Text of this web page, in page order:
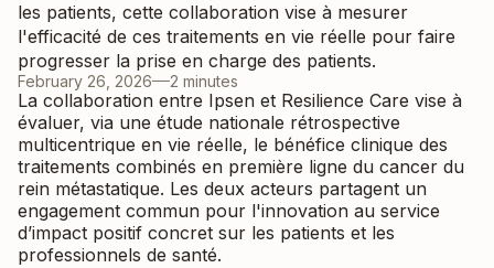
les patients, cette collaboration vise à mesurer
l'efficacité de ces traitements en vie réelle pour faire
progresser la prise en charge des patients.
February 26, 2026 2 minutes
La collaboration entre Ipsen et Resilience Care vise à
évaluer, via une étude nationale rétrospective
multicentrique en vie réelle, le bénéfice clinique des
traitements combinés en première ligne du cancer du
rein métastatique. Les deux acteurs partagent un
engagement commun pour l'innovation au service
d’impact positif concret sur les patients et les
professionnels de santé.